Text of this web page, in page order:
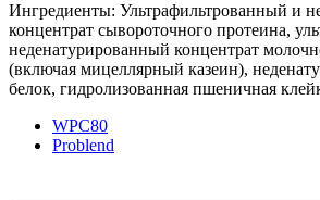
Ингредиенты: Ультрафильтрованный и
концентрат сывороточного протеина,
неденатурированный концентрат
(включая мицеллярный казеин),
белок, гидролизованная пшеничная
WPC80
Problend